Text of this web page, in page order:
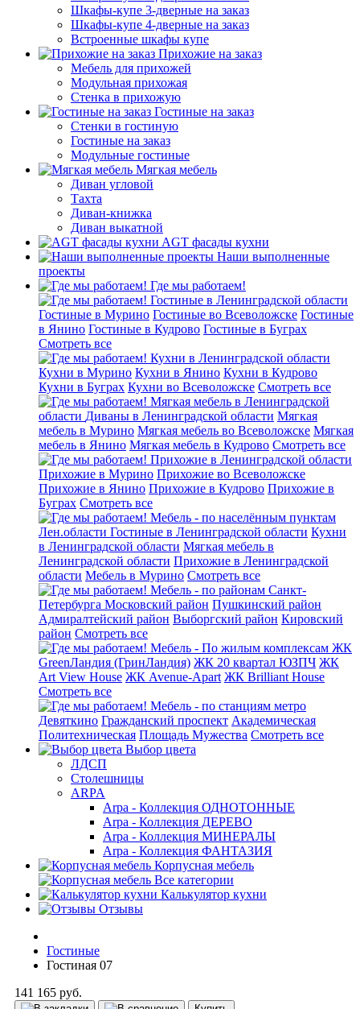
Шкафы-купе 3-дверные на заказ
Шкафы-купе 4-дверные на заказ
Встроенные шкафы купе
Прихожие на заказ
Мебель для прихожей
Модульная прихожая
Стенка в прихожую
Гостиные на заказ
Стенки в гостиную
Гостиные на заказ
Модульные гостиные
Мягкая мебель
Диван угловой
Тахта
Диван-книжка
Диван выкатной
AGT фасады кухни
Наши выполненные
проекты
Где мы работаем!
Гостиные в Ленинградской области
Гостиные в Мурино Гостиные во Всеволожске Гостиные
в Янино Гостиные в Кудрово Гостиные в Буграх
Смотреть все
Кухни в Ленинградской области
Кухни в Мурино Кухни в Янино Кухни в Кудрово
Кухни в Буграх Кухни во Всеволожске Смотреть все
Мягкая мебель в Ленинградской
области Диваны в Ленинградской области Мягкая
мебель в Мурино Мягкая мебель во Всеволожске Мягкая
мебель в Янино Мягкая мебель в Кудрово Смотреть все
Прихожие в Ленинградской области
Прихожие в Мурино Прихожие во Всеволожске
Прихожие в Янино Прихожие в Кудрово Прихожие в
Буграх Смотреть все
Мебель - по населённым пунктам
Лен.области Гостиные в Ленинградской области Кухни
в Ленинградской области Мягкая мебель в
Ленинградской области Прихожие в Ленинградской
области Мебель в Мурино Смотреть все
Мебель - по районам Санкт-
Петербурга Московский район Пушкинский район
Адмиралтейский район Выборгский район Кировский
район Смотреть все
Мебель - По жилым комплексам ЖК
GreenЛандия (ГринЛандия) ЖК 20 квартал ЮЗПЧ ЖК
Art View House ЖК Avenue-Apart ЖК Brilliant House
Смотреть все
Мебель - по станциям метро
Девяткино Гражданский проспект Академическая
Политехническая Площадь Мужества Смотреть все
Выбор цвета
ЛДСП
Столешницы
ARPA
Arpa - Коллекция ОДНОТОННЫЕ
Arpa - Коллекция ДЕРЕВО
Arpa - Коллекция МИНЕРАЛЫ
Arpa - Коллекция ФАНТАЗИЯ
Корпусная мебель
Все категории
Калькулятор кухни
Отзывы
Гостиные
Гостиная 07
141 165 руб.